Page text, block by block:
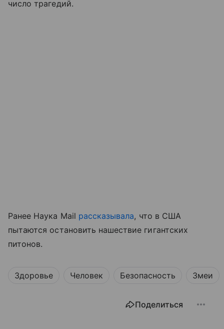
число трагедий.
Ранее Наука Mail рассказывала, что в США
пытаются остановить нашествие гигантских
питонов.
Здоровье Человек Безопасность Змеи
Поделиться